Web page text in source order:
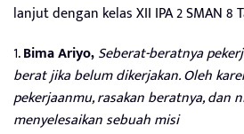
lanjut dengan kelas XII IPA 2 SMAN 8
1.Bima Ariyo,Seberat-beratnya
berat jika belum dikerjakan. Oleh
pekerjaanmu, rasakan beratnya, dan
menyelesaikan sebuah misi